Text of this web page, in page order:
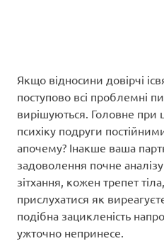
Якщо відносини довірчі
поступово всі проблемні
вирішуються. Головне при
психіку подруги
апочему? Інакше ваша
задоволення почне
зітхання, кожен трепет
прислухатися як
подібна зацикленість
ужточно непринесе.